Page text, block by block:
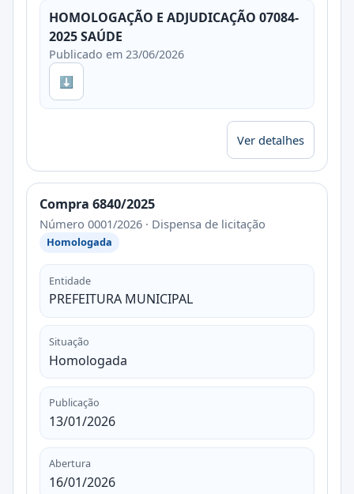
HOMOLOGAÇÃO E ADJUDICAÇÃO 07084-
2025 SAÚDE
Publicado em 23/06/2026
⬇
Ver detalhes
Compra 6840/2025
Número 0001/2026 · Dispensa de licitação
Homologada
Entidade
PREFEITURA MUNICIPAL
Situação
Homologada
Publicação
13/01/2026
Abertura
16/01/2026